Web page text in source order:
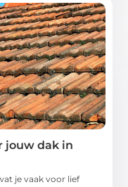
jouw dak in
je vaak voor lief